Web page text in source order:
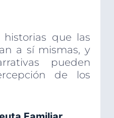
que las
a sí mismas, y
pueden
de los